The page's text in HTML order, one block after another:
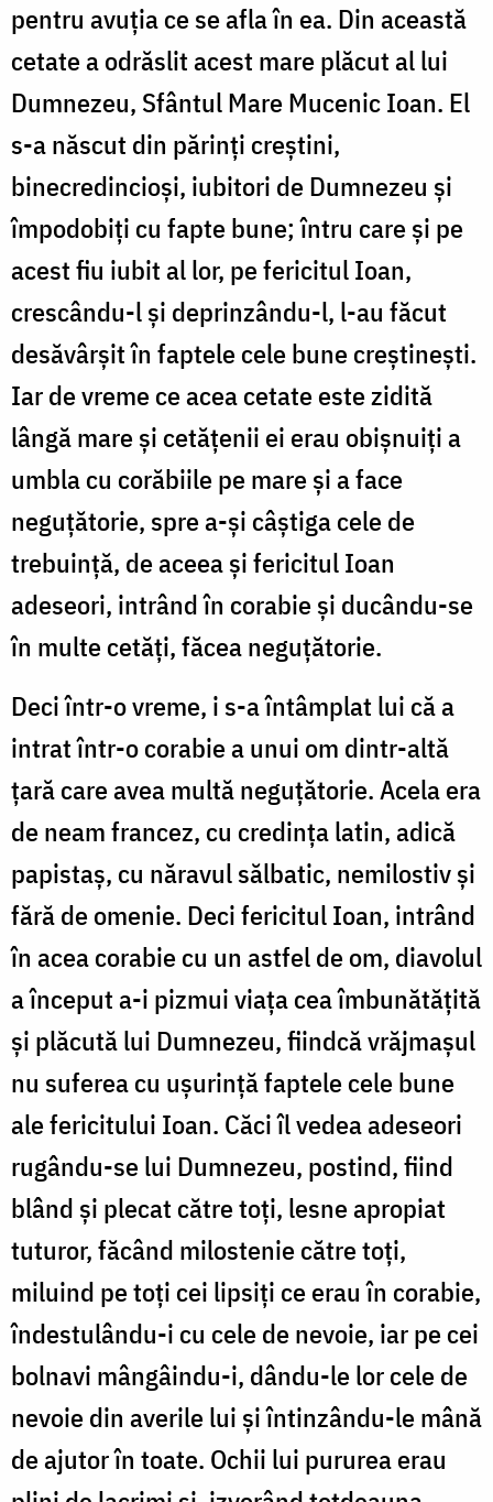
pentru avuția ce se afla în ea. Din această
cetate a odrăslit acest mare plăcut al lui
Dumnezeu, Sfântul Mare Mucenic Ioan. El
s-a născut din părinți creștini,
binecredincioși, iubitori de Dumnezeu și
împodobiți cu fapte bune; întru care și pe
acest fiu iubit al lor, pe fericitul Ioan,
crescându-l și deprinzându-l, l-au făcut
desăvârșit în faptele cele bune creștinești.
Iar de vreme ce acea cetate este zidită
lângă mare și cetățenii ei erau obișnuiți a
umbla cu corăbiile pe mare și a face
neguțătorie, spre a-și câștiga cele de
trebuință, de aceea și fericitul Ioan
adeseori, intrând în corabie și ducându-se
în multe cetăți, făcea neguțătorie.
Deci într-o vreme, i s-a întâmplat lui că a
intrat într-o corabie a unui om dintr-altă
țară care avea multă neguțătorie. Acela era
de neam francez, cu credința latin, adică
papistaș, cu năravul sălbatic, nemilostiv și
fără de omenie. Deci fericitul Ioan, intrând
în acea corabie cu un astfel de om, diavolul
a început a-i pizmui viața cea îmbunătățită
și plăcută lui Dumnezeu, fiindcă vrăjmașul
nu suferea cu ușurință faptele cele bune
ale fericitului Ioan. Căci îl vedea adeseori
rugându-se lui Dumnezeu, postind, fiind
blând și plecat către toți, lesne apropiat
tuturor, făcând milostenie către toți,
miluind pe toți cei lipsiți ce erau în corabie,
îndestulându-i cu cele de nevoie, iar pe cei
bolnavi mângâindu-i, dându-le lor cele de
nevoie din averile lui și întinzându-le mână
de ajutor în toate. Ochii lui pururea erau